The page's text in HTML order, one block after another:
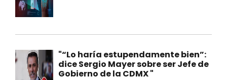
"“Lo haría estupendamente bien”:
dice Sergio Mayer sobre ser Jefe de
Gobierno de la CDMX "